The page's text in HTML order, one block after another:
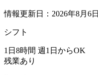
情報更新日：2026年8月6日
シフト
1日8時間 週1日からOK
残業あり